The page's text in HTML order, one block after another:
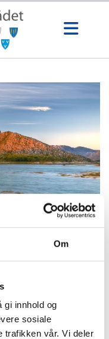
Om
gi innhold og
sosiale
trafikken vår. Vi deler
2022
arrangeres hos
Tema for årets ting
program med innlegg fra